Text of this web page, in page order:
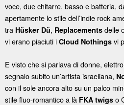
voce, due chitarre, basso e batteria,
apertamente lo stile dell’indie rock
tra Hüsker Dü, Replacements delle
vi erano piaciuti i Cloud Nothings vi
E visto che si parlava di donne,
segnalo subito un’artista israeliana,
con il sole ancora alto su un palco
stile fluo-romantico a là FKA twigs o